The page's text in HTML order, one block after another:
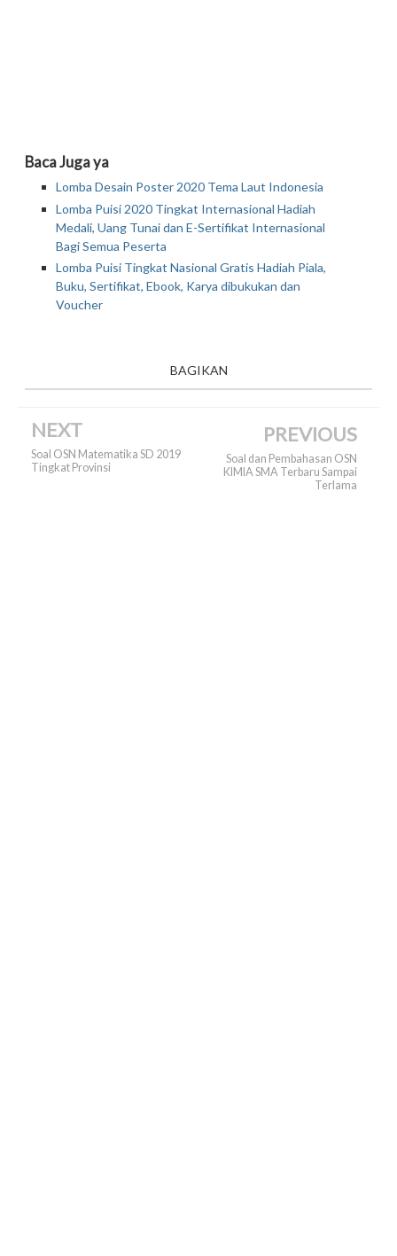
Baca Juga ya
Lomba Desain Poster 2020 Tema Laut Indonesia
Lomba Puisi 2020 Tingkat Internasional Hadiah
Medali, Uang Tunai dan E-Sertifikat Internasional
Bagi Semua Peserta
Lomba Puisi Tingkat Nasional Gratis Hadiah Piala,
Buku, Sertifikat, Ebook, Karya dibukukan dan
Voucher
BAGIKAN
NEXT
Soal OSN Matematika SD 2019
Tingkat Provinsi
PREVIOUS
Soal dan Pembahasan OSN
KIMIA SMA Terbaru Sampai
Terlama